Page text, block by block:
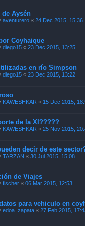
de Aysén
aventurero « 24 Dec 2015, 15:36
Coyhaique
diego15 « 23 Dec 2015, 13:25
en río Simpson
diego15 « 23 Dec 2015, 13:22
KAWESHKAR « 15 Dec 2015,
de la XI?????
KAWESHKAR « 25 Nov 2015,
decir de este
TARZAN « 30 Jul 2015, 15:08
de Viajes
fischer « 06 Mar 2015, 12:53
para vehiculo en
edoa_zapata « 27 Feb 2015,